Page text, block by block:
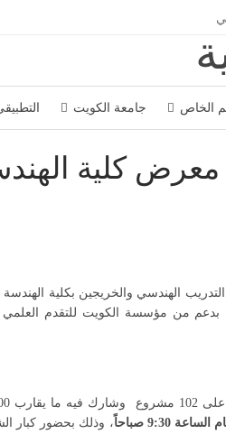
الخاص جامعة الكويت
معرض كلية
الهندسي والخريجين بكلية الهندسة
الجميرا – قاعة بدرية بدعم من مؤسسة الكويت للتقدم
، وذلك بحضور كبار